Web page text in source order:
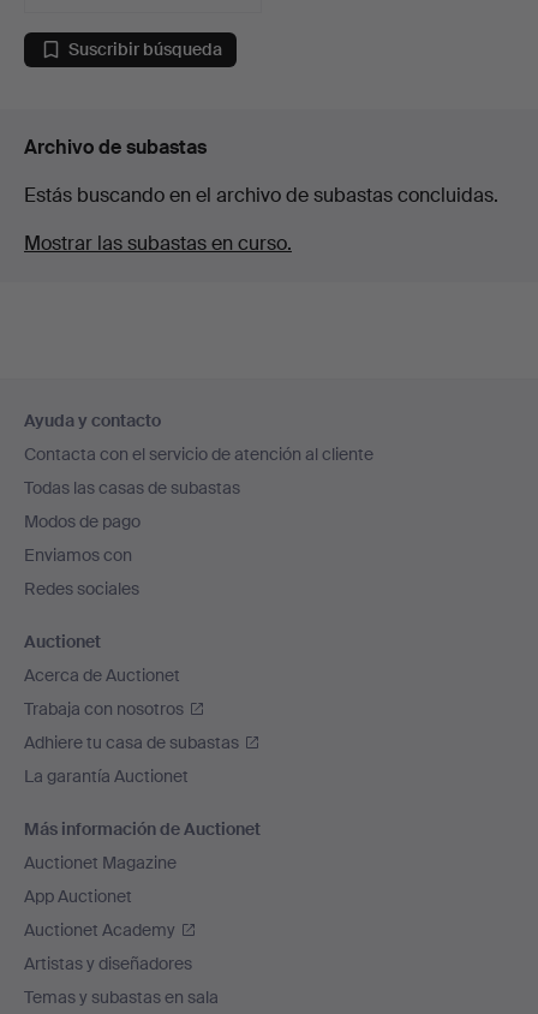
Suscribir búsqueda
Archivo de subastas
Estás buscando en el archivo de subastas concluidas.
Mostrar las subastas en curso.
en
el
pie
de
página
Ayuda y contacto
Contacta con el servicio de atención al cliente
Todas las casas de subastas
Modos de pago
Enviamos con
Redes sociales
Auctionet
Acerca de Auctionet
Trabaja con nosotros
Adhiere tu casa de subastas
La garantía Auctionet
Más información de Auctionet
Auctionet Magazine
App Auctionet
Auctionet Academy
Artistas y diseñadores
Temas y subastas en sala